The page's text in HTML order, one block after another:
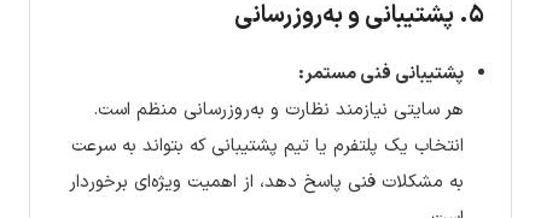
۵. پشتیبانی و به‌روزرسانی
پشتیبانی فنی مستمر:
هر سایتی نیازمند نظارت و به‌روزرسانی منظم است.
انتخاب یک پلتفرم یا تیم پشتیبانی که بتواند به سرعت
به مشکلات فنی پاسخ دهد، از اهمیت ویژه‌ای برخوردار